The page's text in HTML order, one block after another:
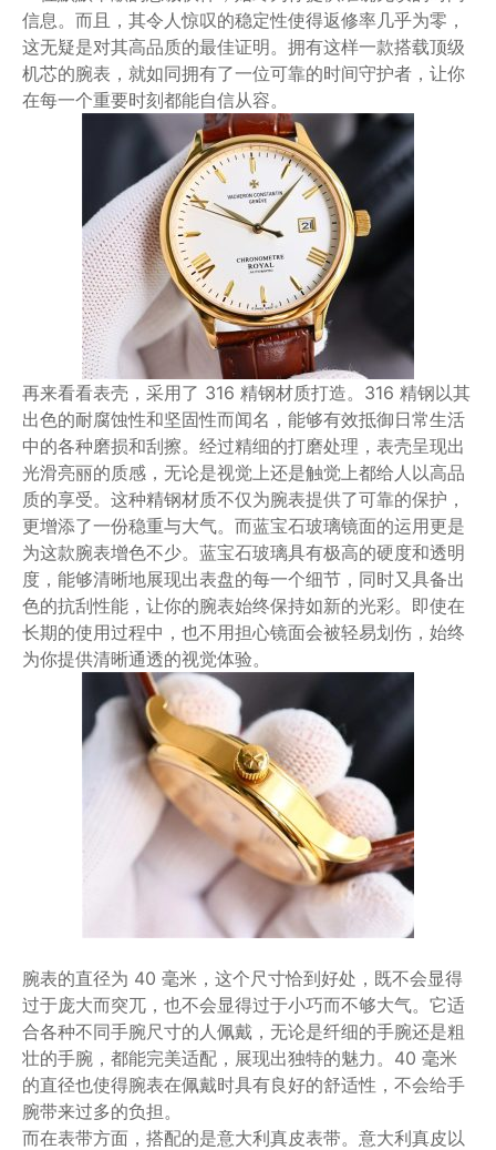
信息。而且，其令人惊叹的稳定性使得返修率几乎为零，
这无疑是对其高品质的最佳证明。拥有这样一款搭载顶级
机芯的腕表，就如同拥有了一位可靠的时间守护者，让你
在每一个重要时刻都能自信从容。
再来看看表壳，采用了 316 精钢材质打造。316 精钢以其
出色的耐腐蚀性和坚固性而闻名，能够有效抵御日常生活
中的各种磨损和刮擦。经过精细的打磨处理，表壳呈现出
光滑亮丽的质感，无论是视觉上还是触觉上都给人以高品
质的享受。这种精钢材质不仅为腕表提供了可靠的保护，
更增添了一份稳重与大气。而蓝宝石玻璃镜面的运用更是
为这款腕表增色不少。蓝宝石玻璃具有极高的硬度和透明
度，能够清晰地展现出表盘的每一个细节，同时又具备出
色的抗刮性能，让你的腕表始终保持如新的光彩。即使在
长期的使用过程中，也不用担心镜面会被轻易划伤，始终
为你提供清晰通透的视觉体验。
腕表的直径为 40 毫米，这个尺寸恰到好处，既不会显得
过于庞大而突兀，也不会显得过于小巧而不够大气。它适
合各种不同手腕尺寸的人佩戴，无论是纤细的手腕还是粗
壮的手腕，都能完美适配，展现出独特的魅力。40 毫米
的直径也使得腕表在佩戴时具有良好的舒适性，不会给手
腕带来过多的负担。
而在表带方面，搭配的是意大利真皮表带。意大利真皮以